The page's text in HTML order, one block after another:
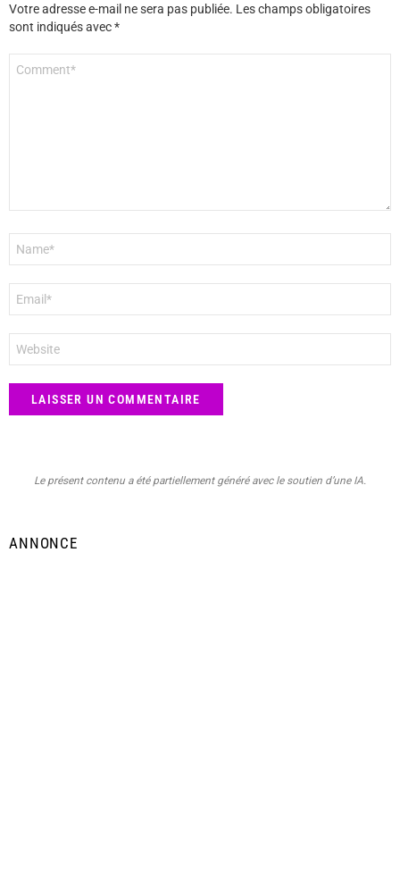
Votre adresse e-mail ne sera pas publiée. Les champs obligatoires
sont indiqués avec*
mail
*
web
Le présent contenu a été partiellement généré avec le soutien d’une IA.
ANNONCE